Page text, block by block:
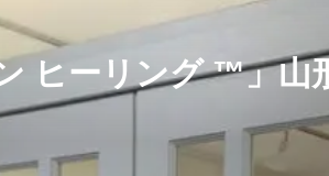
ヒーリング ™」山